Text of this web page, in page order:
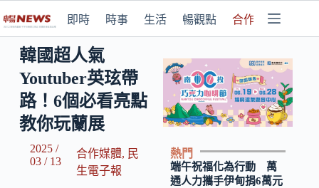
即時 時事 生活 暢觀點 合作媒體
韓國超人氣
Youtuber英玹帶
路！6個必看亮點
教你玩蘭展
2025 /
03 / 13
合作媒體, 民
生電子報
熱門
端午祝福化為行動 萬
通人力攜手伊甸捐6萬元